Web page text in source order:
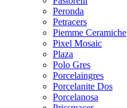
Peronda
Petracers
Piemme Ceramiche
Pixel Mosaic
Plaza
Polo Gres
Porcelaingres
Porcelanite Dos
Porcelanosa